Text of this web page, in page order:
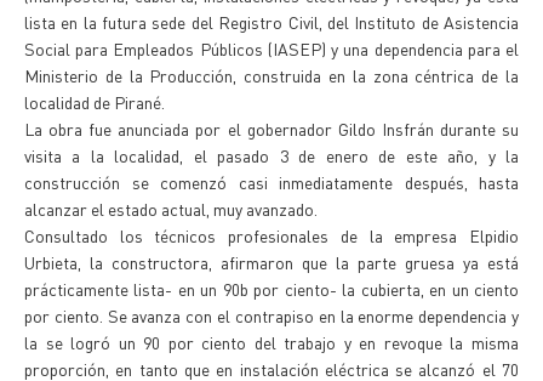
lista en la futura sede del Registro Civil, del Instituto de Asistencia
Social para Empleados Públicos (IASEP) y una dependencia para el
Ministerio de la Producción, construida en la zona céntrica de la
localidad de Pirané.
La obra fue anunciada por el gobernador Gildo Insfrán durante su
visita a la localidad, el pasado 3 de enero de este año, y la
construcción se comenzó casi inmediatamente después, hasta
alcanzar el estado actual, muy avanzado.
Consultado los técnicos profesionales de la empresa Elpidio
Urbieta, la constructora, afirmaron que la parte gruesa ya está
prácticamente lista- en un 90b por ciento- la cubierta, en un ciento
por ciento. Se avanza con el contrapiso en la enorme dependencia y
la se logró un 90 por ciento del trabajo y en revoque la misma
proporción, en tanto que en instalación eléctrica se alcanzó el 70